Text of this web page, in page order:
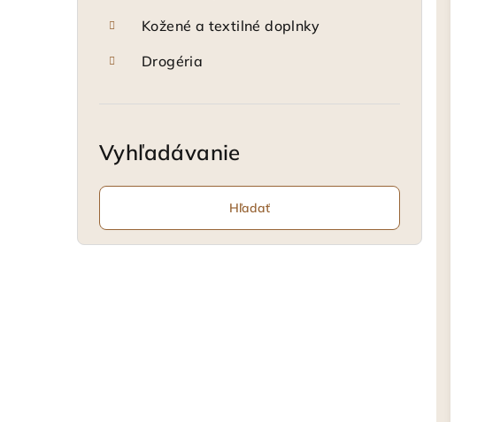
Kožené a textilné doplnky
Drogéria
Vyhľadávanie
Hľadať